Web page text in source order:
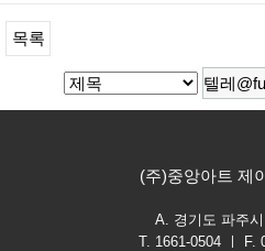
목록
(주)중앙아트 제
A. 경기도 파주
T. 1661-0504 ㅣ F.